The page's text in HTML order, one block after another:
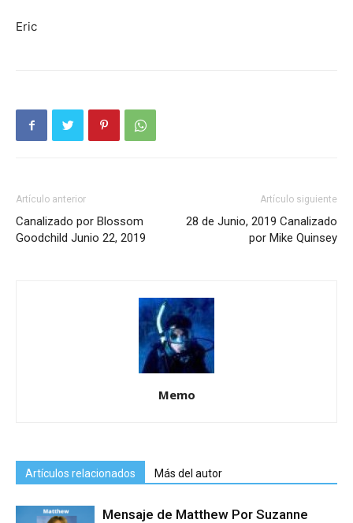
Eric
Artículo anterior
Canalizado por Blossom
Goodchild Junio 22, 2019
Artículo siguiente
28 de Junio, 2019 Canalizado
por Mike Quinsey
Memo
Artículos relacionados Más del autor
Mensaje de Matthew Por Suzanne